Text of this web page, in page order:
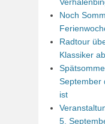
Noch
Radtour
Klassiker
September
ist
5.